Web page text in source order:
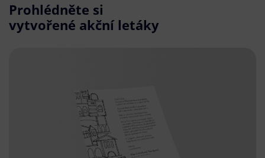
Prohlédněte si
vytvořené akční letáky